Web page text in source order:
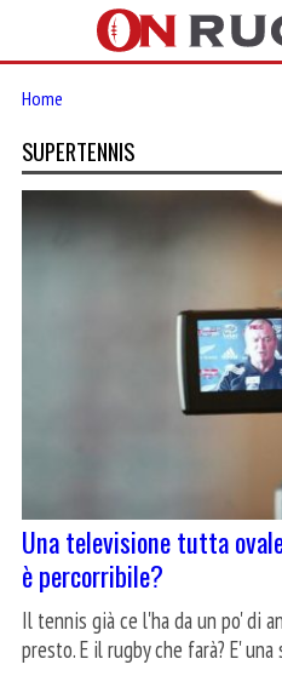
Home
SUPERTENNIS
Una televisione tutta
è percorribile?
Il tennis già ce l'ha da un po' di
presto. E il rugby che farà? E'